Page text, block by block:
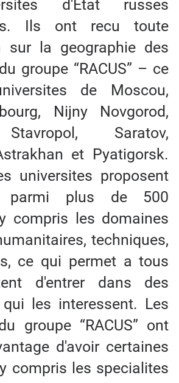
d'Etat russes
Ils ont recu toute
sur la geographie des
groupe “RACUS” – ce
de Moscou,
Nijny Novgorod,
Saratov,
et Pyatigorsk.
universites proposent
parmi plus de 500
compris les domaines
techniques,
ce qui permet a tous
d'entrer dans des
les interessent. Les
groupe “RACUS” ont
d'avoir certaines
compris les specialites